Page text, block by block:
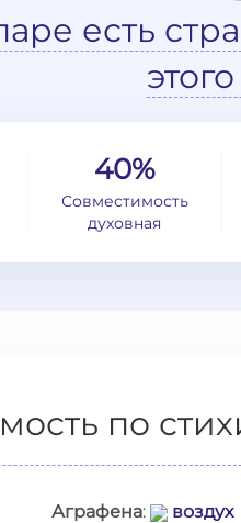
есть
40%
Совместимость
духовная
по
Аграфена: воздух